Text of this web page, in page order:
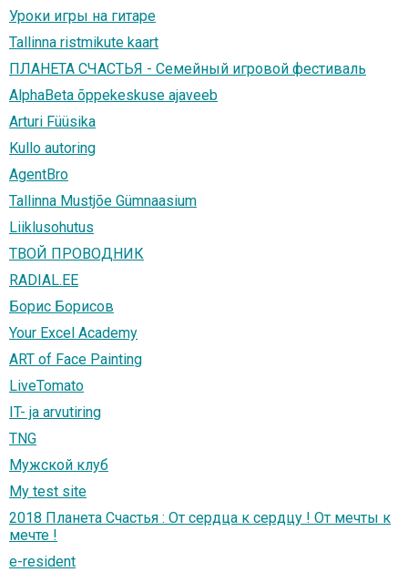
Уроки игры на гитаре
Tallinna ristmikute kaart
ПЛАНЕТА СЧАСТЬЯ - Семейный игровой фестиваль
AlphaBeta õppekeskuse ajaveeb
Arturi Füüsika
Kullo autoring
AgentBro
Tallinna Mustjõe Gümnaasium
Liiklusohutus
ТВОЙ ПРОВОДНИК
RADIAL.EE
Борис Борисов
Your Excel Academy
ART of Face Painting
LiveTomato
IT- ja arvutiring
TNG
Мужской клуб
My test site
2018 Планета Счастья : От сердца к сердцу ! От мечты к
мечте !
e-resident